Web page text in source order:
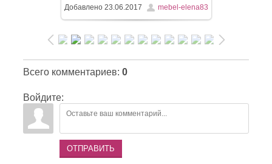
Добавлено23.06.2017 mebel-elena83
Всего комментариев: 0
Войдите:
ОТПРАВИТЬ